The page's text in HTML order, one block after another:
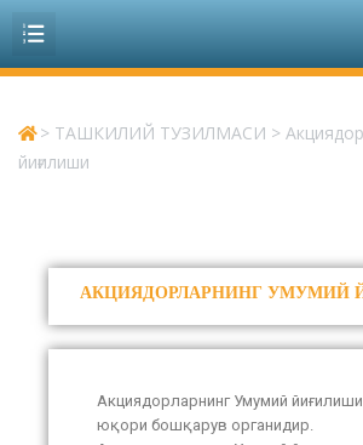
> ТАШКИЛИЙ ТУЗИЛМАСИ >
йиғилиши
АКЦИЯДОРЛАРНИНГ УМУМИЙ
Акциядорларнинг Умумий
юқори бошқарув органидир.